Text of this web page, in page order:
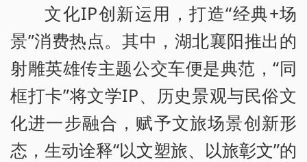
文化IP创新运用，打造“经典+场
景”消费热点。其中，湖北襄阳推出的
射雕英雄传主题公交车便是典范，“同
框打卡”将文学IP、历史景观与民俗文
化进一步融合，赋予文旅场景创新形
态，生动诠释“以文塑旅、以旅彰文”的